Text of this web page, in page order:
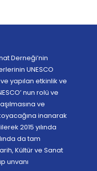
Derneği’nin
UNESCO
yapılan etkinlik ve
nun rolü ve
ve
inanarak
2015 yılında
da tam
Kültür ve Sanat
unvanı